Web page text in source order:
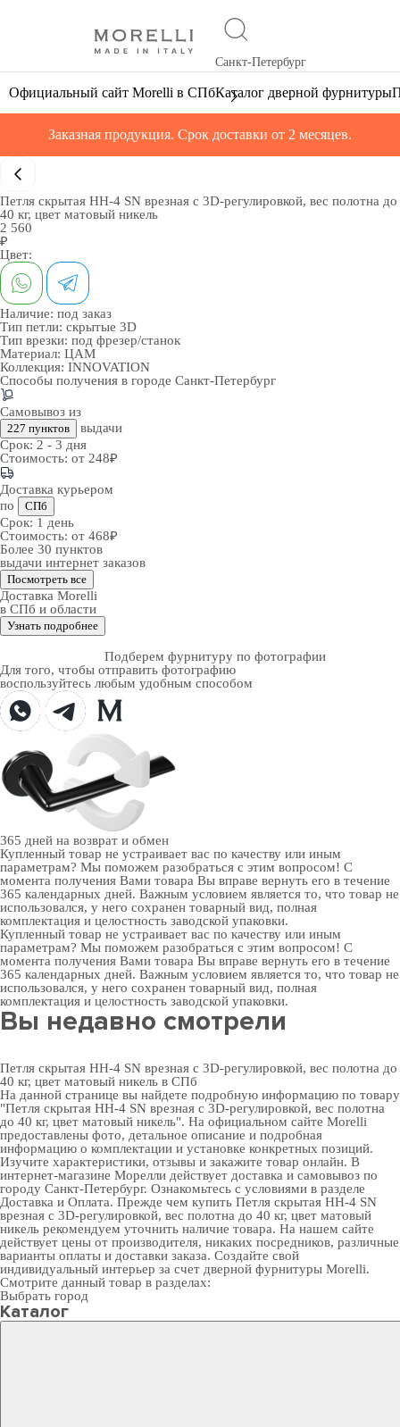
Санкт-Петербург
Официальный сайт Morelli в СПбКаталог дверной фурнитуры
Заказная продукция. Срок доставки от 2 месяцев.
Петля скрытая HH-4 SN врезная с 3D-регулировкой, вес полотна до
40 кг, цвет матовый никель
2 560
₽
Цвет:
Наличие: под заказ
Тип петли: скрытые 3D
Тип врезки: под фрезер/станок
Материал: ЦАМ
Коллекция: INNOVATION
Способы получения в городе Санкт-Петербург
Самовывоз из
227 пунктов
выдачи
Срок: 2 - 3 дня
Стоимость: от 248₽
Доставка курьером
по
СПб
Срок: 1 день
Стоимость: от 468₽
Более 30 пунктов
выдачи интернет заказов
Посмотреть все
Доставка Morelli
в СПб и области
Узнать подробнее
Подберем фурнитуру по фотографии
Для того, чтобы отправить фотографию
воспользуйтесь любым удобным способом
365 дней на возврат и обмен
Купленный товар не устраивает вас по качеству или иным
параметрам? Мы поможем разобраться с этим вопросом! С
момента получения Вами товара Вы вправе вернуть его в течение
365 календарных дней. Важным условием является то, что товар не
использовался, у него сохранен товарный вид, полная
комплектация и целостность заводской упаковки.
Купленный товар не устраивает вас по качеству или иным
параметрам? Мы поможем разобраться с этим вопросом! С
момента получения Вами товара Вы вправе вернуть его в течение
365 календарных дней. Важным условием является то, что товар не
использовался, у него сохранен товарный вид, полная
комплектация и целостность заводской упаковки.
Вы недавно смотрели
Петля скрытая HH-4 SN врезная с 3D-регулировкой, вес полотна до
40 кг, цвет матовый никель в СПб
На данной странице вы найдете подробную информацию по товару
"Петля скрытая HH-4 SN врезная с 3D-регулировкой, вес полотна
до 40 кг, цвет матовый никель". На официальном сайте Morelli
предоставлены фото, детальное описание и подробная
информацию о комплектации и установке конкретных позиций.
Изучите характеристики, отзывы и закажите товар онлайн. В
интернет-магазине Морелли действует доставка и самовывоз по
городу Санкт-Петербург. Ознакомьтесь с условиями в разделе
Доставка и Оплата. Прежде чем купить Петля скрытая HH-4 SN
врезная с 3D-регулировкой, вес полотна до 40 кг, цвет матовый
никель рекомендуем уточнить наличие товара. На нашем сайте
действует цены от производителя, никаких посредников, различные
варианты оплаты и доставки заказа. Создайте свой
индивидуальный интерьер за счет дверной фурнитуры Morelli.
Смотрите данный товар в разделах:
Выбрать город
Каталог